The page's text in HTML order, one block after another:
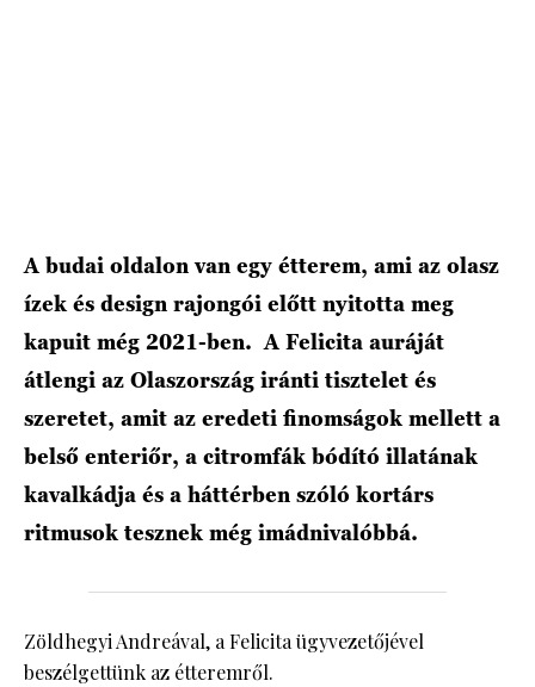
A budai oldalon van egy étterem, ami az olasz
ízek és design rajongói előtt nyitotta meg
kapuit még 2021-ben. A Felicita auráját
átlengi az Olaszország iránti tisztelet és
szeretet, amit az eredeti finomságok mellett a
belső enteriőr, a citromfák bódító illatának
kavalkádja és a háttérben szóló kortárs
ritmusok tesznek még imádnivalóbbá.
Zöldhegyi Andreával, a Felicita ügyvezetőjével
beszélgettünk az étteremről.